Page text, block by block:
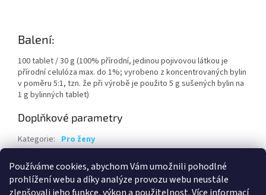
Používáme cookies, abychom Vám umožnili pohodlné
prohlížení webu a díky analýze provozu webu neustále
Balení:
100 tablet / 30 g (100% přírodní, jedinou pojivovou látkou je
přírodní celulóza max. do 1%; vyrobeno z koncentrovaných bylin
v poměru 5:1, tzn. že při výrobě je použito 5 g sušených bylin na
1 g bylinných tablet)
Doplňkové parametry
Kategorie: Pro ženy
EAN: 8594064350611